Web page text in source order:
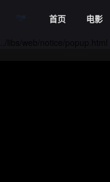
首页 电影